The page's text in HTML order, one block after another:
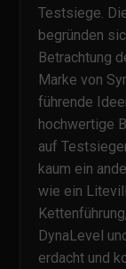
Testsiege.
begründen
Betrachtung
Marke von
führende
hochwertige
auf
kaum ein
wie ein
DynaLevel
erdacht und